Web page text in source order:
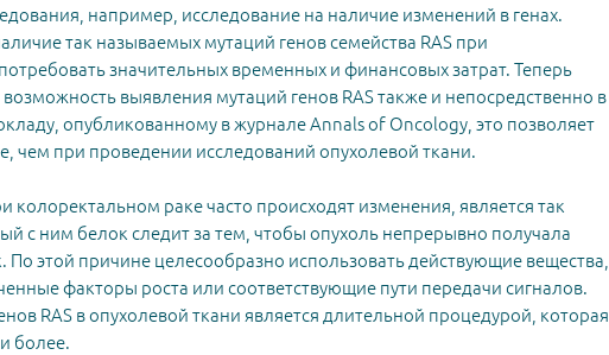
например, исследование на наличие изменений в генах.
так называемых мутаций генов семейства RAS при
значительных временных и финансовых затрат. Теперь
выявления мутаций генов RAS также и непосредственно в
опубликованному в журнале Annals of Oncology, это позволяет
чем при проведении исследований опухолевой ткани.
колоректальном раке часто происходят изменения, является так
с ним белок следит за тем, чтобы опухоль непрерывно получала
По этой причине целесообразно использовать действующие вещества,
факторы роста или соответствующие пути передачи сигналов.
RAS в опухолевой ткани является длительной процедурой, которая
более.